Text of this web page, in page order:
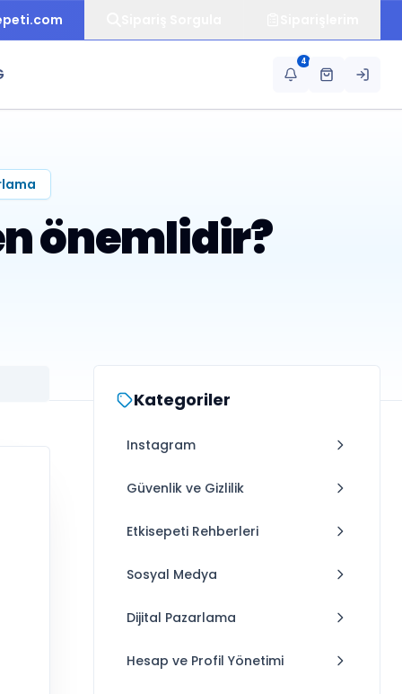
4
önemlidir?
Kategoriler
Instagram
Güvenlik ve Gizlilik
Etkisepeti Rehberleri
Sosyal Medya
Dijital Pazarlama
Hesap ve Profil Yönetimi